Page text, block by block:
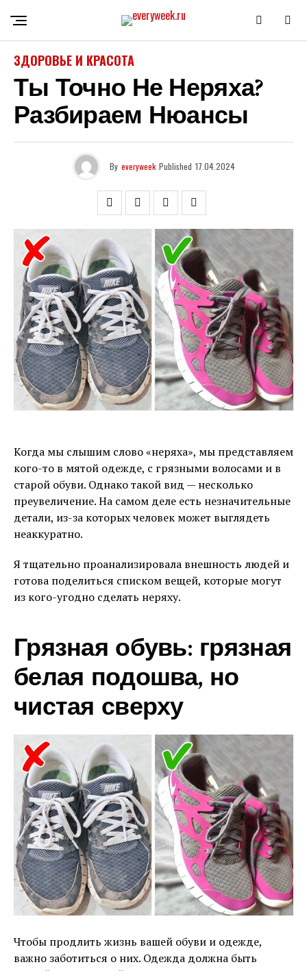
ЗДОРОВЬЕ И КРАСОТА
Ты Точно Не Неряха?
Разбираем Нюансы
By everyweek Published 17.04.2024
Когда мы слышим слово «неряха», мы представляем
кого-то в мятой одежде, с грязными волосами и в
старой обуви. Однако такой вид — несколько
преувеличение. На самом деле есть незначительные
детали, из-за которых человек может выглядеть
неаккуратно.
Я тщательно проанализировала внешность людей и
готова поделиться списком вещей, которые могут
из кого-угодно сделать неряху.
Грязная обувь: грязная
белая подошва, но
чистая сверху
Чтобы продлить жизнь вашей обуви и одежде,
важно заботиться о них. Одежда должна быть